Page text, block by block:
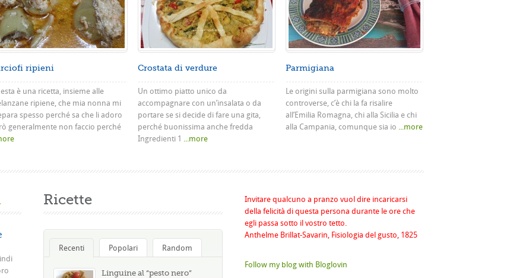
ripieni
è una ricetta, insieme alle
ripiene, che mia nonna mi
spesso perché sa che li adoro
generalmente non faccio perché
Crostata di verdure
Un ottimo piatto unico da
accompagnare con un’insalata o da
portare se si decide di fare una gita,
perché buonissima anche fredda
Ingredienti 1 ...more
Parmigiana
Le origini sulla parmigiana sono molto
controverse, c’è chi la fa risalire
all’Emilia Romagna, chi alla Sicilia e chi
alla Campania, comunque sia io ...more
Ricette
Recenti Popolari Random
Linguine al “pesto nero”
Invitare qualcuno a pranzo vuol dire incaricarsi
della felicità di questa persona durante le ore che
egli passa sotto il vostro tetto.
Anthelme Brillat-Savarin, Fisiologia del gusto, 1825
Follow my blog with Bloglovin